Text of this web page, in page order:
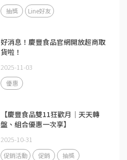
抽獎 Line好友
好消息！慶豐食品官網開放超商取
貨啦！
2025-11-03
優惠
【慶豐食品雙11狂歡月｜天天轉
盤、組合優惠一次享】
2025-10-31
促銷活動 促銷 抽獎